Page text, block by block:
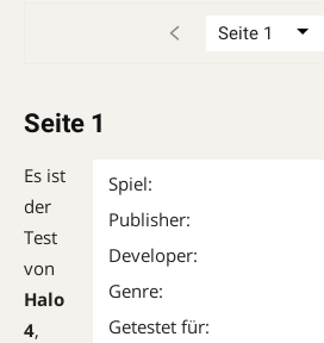
Seite 1
Spiel:
Publisher:
Developer:
Genre:
Getestet für:
Es ist
der
Test
von
Halo
4,